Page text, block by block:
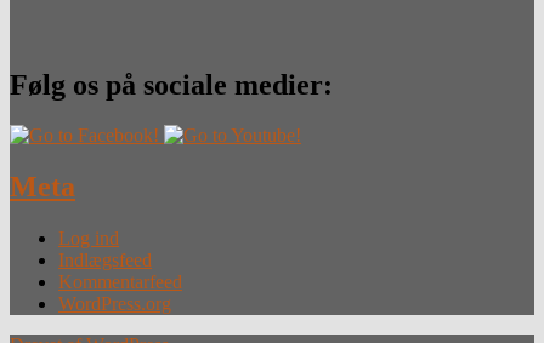
Følg os på sociale medier:
Meta
Log ind
Indlægsfeed
Kommentarfeed
WordPress.org